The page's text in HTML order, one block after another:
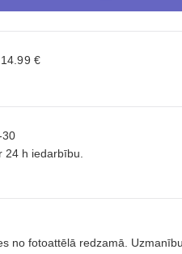
€
30
24 h iedarbību.
no fotoattēlā redzamā.